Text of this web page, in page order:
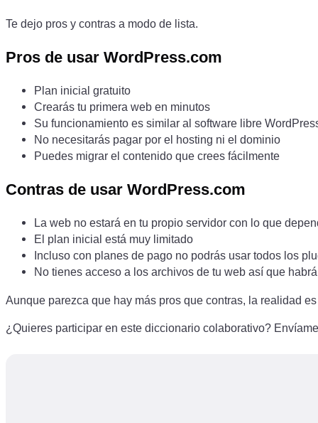
Te dejo pros y contras a modo de lista.
Pros de usar WordPress.com
Plan inicial gratuito
Crearás tu primera web en minutos
Su funcionamiento es similar al software libre
No necesitarás pagar por el hosting ni el dominio
Puedes migrar el contenido que crees fácilmente
Contras de usar WordPress.com
La web no estará en tu propio servidor con lo que
El plan inicial está muy limitado
Incluso con planes de pago no podrás usar todos los
No tienes acceso a los archivos de tu web así que
Aunque parezca que hay más pros que contras, la realidad
¿Quieres participar en este diccionario colaborativo?